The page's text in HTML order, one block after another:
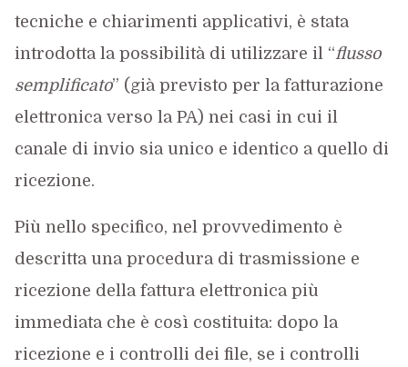
tecniche e chiarimenti applicativi, è stata
introdotta la possibilità di utilizzare il “flusso
semplificato” (già previsto per la fatturazione
elettronica verso la PA) nei casi in cui il
canale di invio sia unico e identico a quello di
ricezione.
Più nello specifico, nel provvedimento è
descritta una procedura di trasmissione e
ricezione della fattura elettronica più
immediata che è così costituita: dopo la
ricezione e i controlli dei file, se i controlli